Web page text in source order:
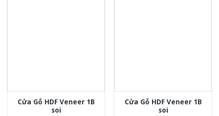
Cửa Gỗ HDF Veneer 1B
soi
Cửa Gỗ HDF Veneer 1B
soi